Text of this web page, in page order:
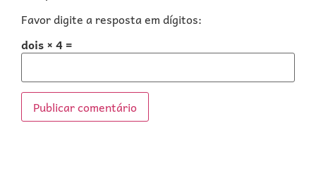
Favor digite a resposta em dígitos:
dois × 4 =